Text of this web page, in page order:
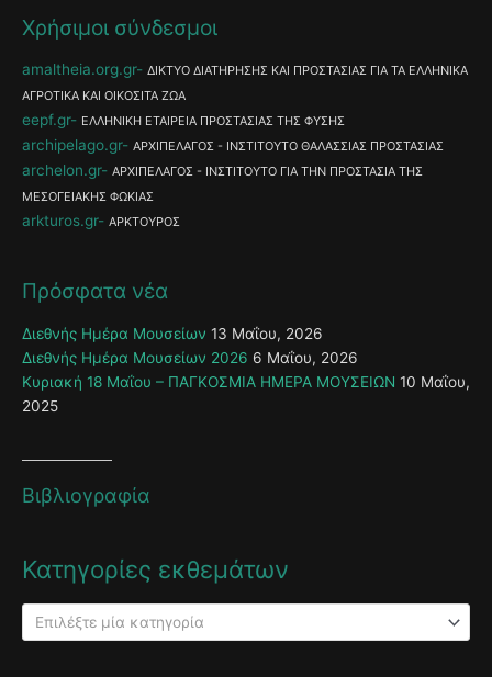
Χρήσιμοι σύνδεσμοι
amaltheia.org.gr
ΔΙΚΤΥΟ ΔΙΑΤΗΡΗΣΗΣ ΚΑΙ ΠΡΟΣΤΑΣΙΑΣ ΓΙΑ ΤΑ ΕΛΛΗΝΙΚΑ
ΑΓΡΟΤΙΚΑ ΚΑΙ ΟΙΚΟΣΙΤΑ ΖΩΑ
eepf.gr ΕΛΛΗΝΙΚΗ ΕΤΑΙΡΕΙΑ ΠΡΟΣΤΑΣΙΑΣ ΤΗΣ ΦΥΣΗΣ
archipelago.gr ΑΡΧΙΠΕΛΑΓΟΣ - ΙΝΣΤΙΤΟΥΤΟ ΘΑΛΑΣΣΙΑΣ ΠΡΟΣΤΑΣΙΑΣ
archelon.gr
ΑΡΧΙΠΕΛΑΓΟΣ - ΙΝΣΤΙΤΟΥΤΟ ΓΙΑ ΤΗΝ ΠΡΟΣΤΑΣΙΑ ΤΗΣ
ΜΕΣΟΓΕΙΑΚΗΣ ΦΩΚΙΑΣ
arkturos.gr ΑΡΚΤΟΥΡΟΣ
Πρόσφατα νέα
Διεθνής Ημέρα Μουσείων 13 Μαΐου, 2026
Διεθνής Ημέρα Μουσείων 2026 6 Μαΐου, 2026
Κυριακή 18 Μαΐου – ΠΑΓΚΟΣΜΙΑ ΗΜΕΡΑ ΜΟΥΣΕΙΩΝ 10 Μαΐου,
2025
Βιβλιογραφία
Κατηγορίες εκθεμάτων
Επιλέξτε μία κατηγορία